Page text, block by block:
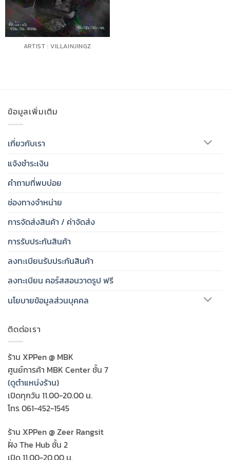
ARTIST : VILLAINJINGZ
ข้อมูลเพิ่มเติม
เกี่ยวกับเรา
แจ้งชำระเงิน
คำถามที่พบบ่อย
ช่องทางจำหน่าย
การจัดส่งสินค้า / ค่าจัดส่ง
การรับประกันสินค้า
ลงทะเบียนรับประกันสินค้า
ลงทะเบียน คอร์สสอนวาดรูป ฟรี
นโยบายข้อมูลส่วนบุคคล
ติดต่อเรา
ร้าน XPPen @ MBK
ศูนย์การค้า MBK Center ชั้น 7
(ดูตำแหน่งร้าน)
เปิดทุกวัน 11.00-20.00 น.
โทร 061-452-1545
ร้าน XPPen @ Zeer Rangsit
ฝั่ง The Hub ชั้น 2
เปิด 11.00-20.00 น.